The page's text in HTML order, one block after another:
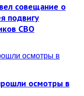
совещание о
подвигу
СВО
осмотры в